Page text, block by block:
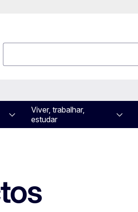
Viver, trabalhar,
estudar